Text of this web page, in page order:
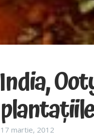
India,
17 martie, 2012